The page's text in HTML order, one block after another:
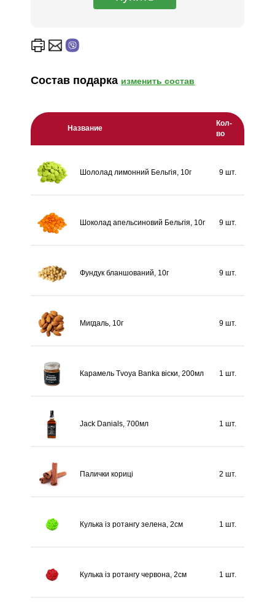
Состав подарка изменить состав
Название
Кол-
во
Шололад лимонний Бельгія, 10г 9 шт.
Шоколад апельсиновий Бельгія, 10г 9 шт.
Фундук бланшований, 10г 9 шт.
Мигдаль, 10г 9 шт.
Карамель Tvoya Banka віски, 200мл 1 шт.
Jack Danials, 700мл 1 шт.
Палички кориці 2 шт.
Кулька із ротангу зелена, 2см 1 шт.
Кулька із ротангу червона, 2см 1 шт.